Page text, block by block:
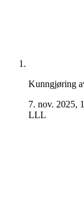
Kunngjøring
7. nov. 2025,
LLL